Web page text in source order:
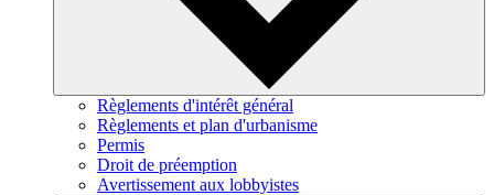
Règlements d'intérêt général
Règlements et plan d'urbanisme
Permis
Droit de préemption
Avertissement aux lobbyistes